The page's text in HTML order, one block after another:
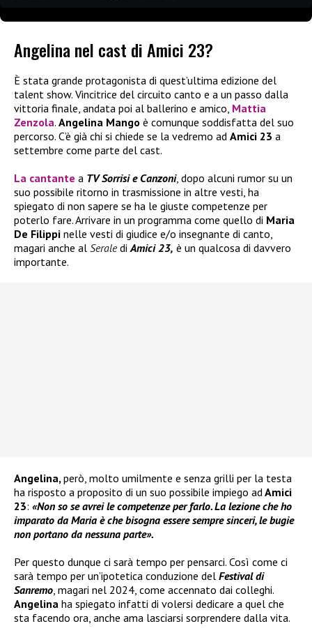
Angelina nel cast di Amici 23?
È stata grande protagonista di quest’ultima edizione del
talent show. Vincitrice del circuito canto e a un passo dalla
vittoria finale, andata poi al ballerino e amico, Mattia
Zenzola. Angelina Mango è comunque soddisfatta del suo
percorso. C’è già chi si chiede se la vedremo ad Amici 23 a
settembre come parte del cast.
La cantante a TV Sorrisi e Canzoni, dopo alcuni rumor su un
suo possibile ritorno in trasmissione in altre vesti, ha
spiegato di non sapere se ha le giuste competenze per
poterlo fare. Arrivare in un programma come quello di Maria
De Filippi nelle vesti di giudice e/o insegnante di canto,
magari anche al SeralediAmici 23, è un qualcosa di davvero
importante.
Angelina,però, molto umilmente e senza grilli per la testa
ha risposto a proposito di un suo possibile impiego adAmici
23: «Non so se avrei le competenze per farlo. La lezione che ho
imparato da Maria è che bisogna essere sempre sinceri, le bugie
non portano da nessuna parte».
Per questo dunque ci sarà tempo per pensarci. Così come ci
sarà tempo per un’ipotetica conduzione del Festival di
Sanremo, magari nel 2024, come accennato dai colleghi.
Angelina ha spiegato infatti di volersi dedicare a quel che
sta facendo ora, anche ama lasciarsi sorprendere dalla vita.